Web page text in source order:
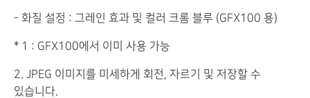
- 화질 설정 : 그레인 효과 및 컬러 크롬 블루 (GFX100 용)
* 1 : GFX100에서 이미 사용 가능
2. JPEG 이미지를 미세하게 회전, 자르기 및 저장할 수
있습니다.